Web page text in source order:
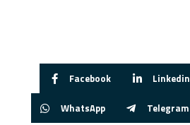
Facebook Linkedin
WhatsApp Telegram